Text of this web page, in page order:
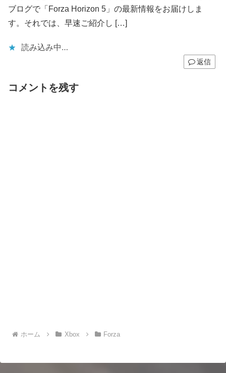
ブログで「Forza Horizon 5」の最新情報をお届けしま
す。それでは、早速ご紹介し […]
読み込み中…
返信
コメントを残す
ホーム Xbox Forza